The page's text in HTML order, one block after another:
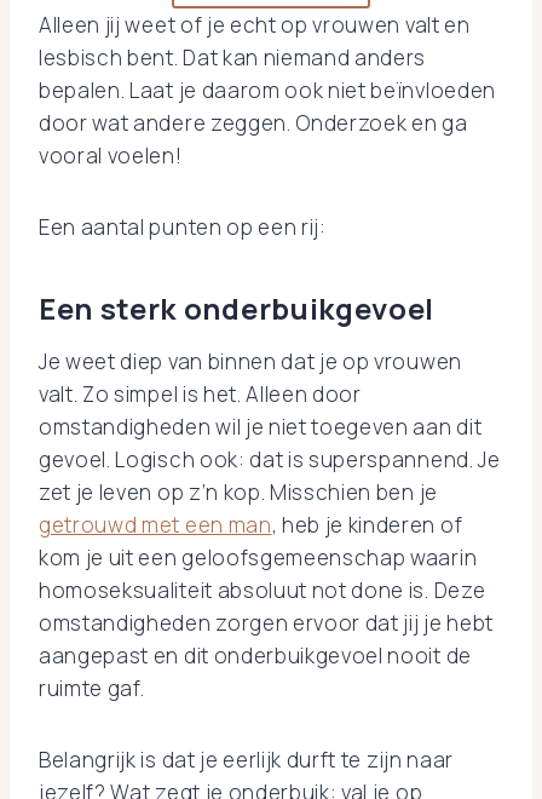
Alleen jij weet of je echt op vrouwen valt en
lesbisch bent. Dat kan niemand anders
bepalen. Laat je daarom ook niet beïnvloeden
door wat andere zeggen. Onderzoek en ga
vooral voelen!
Een aantal punten op een rij:
Een sterk onderbuikgevoel
Je weet diep van binnen dat je op vrouwen
valt. Zo simpel is het. Alleen door
omstandigheden wil je niet toegeven aan dit
gevoel. Logisch ook: dat is superspannend. Je
zet je leven op z’n kop. Misschien ben je
getrouwd met een man, heb je kinderen of
kom je uit een geloofsgemeenschap waarin
homoseksualiteit absoluut not done is. Deze
omstandigheden zorgen ervoor dat jij je hebt
aangepast en dit onderbuikgevoel nooit de
ruimte gaf.
Belangrijk is dat je eerlijk durft te zijn naar
jezelf? Wat zegt je onderbuik: val je op